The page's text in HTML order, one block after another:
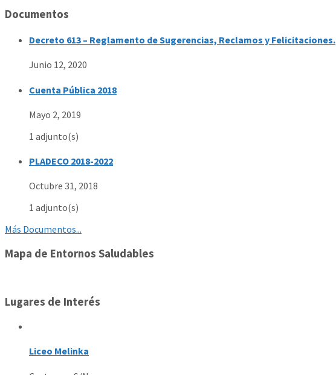
Documentos
Decreto 613 – Reglamento de Sugerencias, Reclamos y Felicitaciones.
Junio 12, 2020
Cuenta Pública 2018
Mayo 2, 2019
1 adjunto(s)
PLADECO 2018-2022
Octubre 31, 2018
1 adjunto(s)
Más Documentos...
Mapa de Entornos Saludables
Lugares de Interés
Liceo Melinka